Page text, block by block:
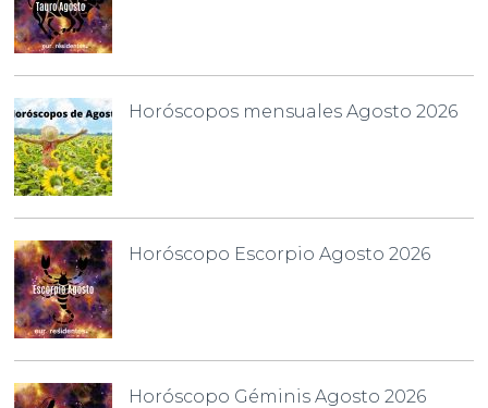
Horóscopos mensuales Agosto 2026
Horóscopo Escorpio Agosto 2026
Horóscopo Géminis Agosto 2026